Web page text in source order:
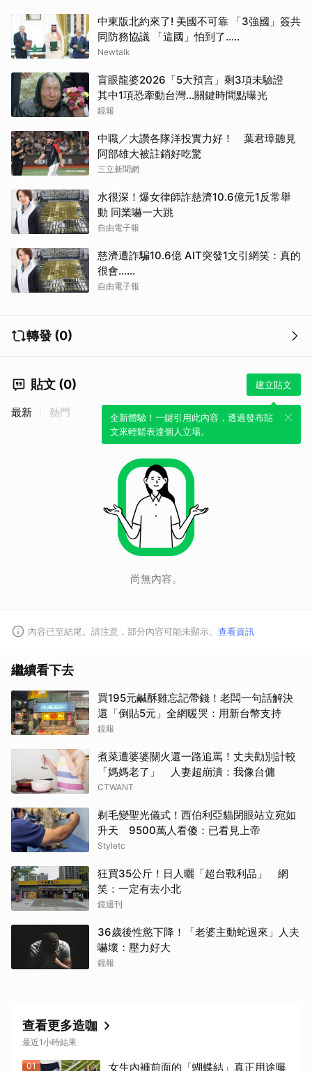
中東版北約來了! 美國不可靠 「3強國」簽共
同防務協議 「這國」怕到了.....
Newtalk
盲眼龍婆2026「5大預言」剩3項未驗證
其中1項恐牽動台灣...關鍵時間點曝光
鏡報
中職／大讚各隊洋投實力好！ 葉君璋聽見
阿部雄大被註銷好吃驚
三立新聞網
水很深！爆女律師詐慈濟10.6億元1反常舉
動 同業嚇一大跳
自由電子報
慈濟遭詐騙10.6億 AIT突發1文引網笑：真的
很會……
自由電子報
轉發 (0)
貼文 (0) 建立貼文
全新體驗！一鍵引用此內容，透過發布貼
文來輕鬆表達個人立場。
最新 熱門
尚無內容。
內容已至結尾。請注意，部分內容可能未顯示。 查看資訊
繼續看下去
買195元鹹酥雞忘記帶錢！老闆一句話解決
還「倒貼5元」全網暖哭：用新台幣支持
鏡報
煮菜遭婆婆關火還一路追罵！丈夫勸別計較
「媽媽老了」 人妻超崩潰：我像台傭
CTWANT
剃毛變聖光儀式！西伯利亞貓閉眼站立宛如
升天 9500萬人看傻：已看見上帝
Styletc
狂買35公斤！日人曬「超台戰利品」 網
笑：一定有去小北
鏡週刊
36歲後性慾下降！「老婆主動蛇過來」人夫
嚇壞：壓力好大
鏡報
查看更多造咖
最近1小時結果
01
女生內褲前面的「蝴蝶結」真正用途曝